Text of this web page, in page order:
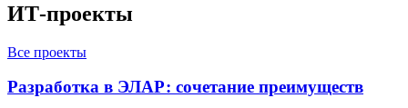
ИТ-проекты
Все проекты
Разработка в ЭЛАР: сочетание преимуществ